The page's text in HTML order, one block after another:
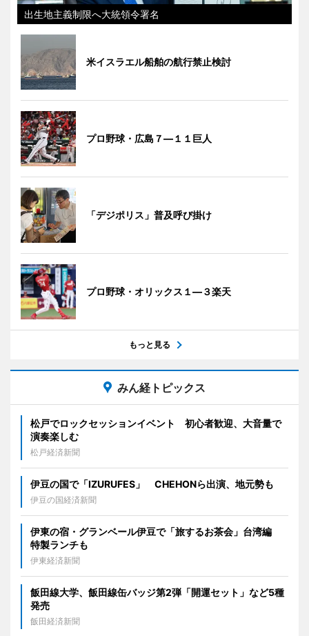
出生地主義制限へ大統領令署名
米イスラエル船舶の航行禁止検討
プロ野球・広島７―１１巨人
「デジポリス」普及呼び掛け
プロ野球・オリックス１―３楽天
もっと見る
みん経トピックス
松戸でロックセッションイベント 初心者歓迎、大音量で
演奏楽しむ
松戸経済新聞
伊豆の国で「IZURUFES」 CHEHONら出演、地元勢も
伊豆の国経済新聞
伊東の宿・グランベール伊豆で「旅するお茶会」台湾編
特製ランチも
伊東経済新聞
飯田線大学、飯田線缶バッジ第2弾「開運セット」など5種
発売
飯田経済新聞